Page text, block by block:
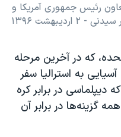
رئیس جمهوری آمریکا و
۱۳۹۶
که در آخرین مرحله
به استرالیا سفر
دیپلماسی در برابر کره
گزینه‌ها در برابر آن